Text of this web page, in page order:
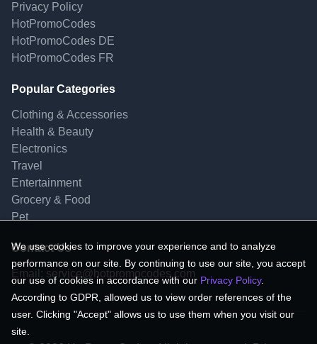
Privacy Policy
HotPromoCodes
HotPromoCodes DE
HotPromoCodes FR
Popular Categories
Clothing & Accessories
Health & Beauty
Electronics
Travel
Entertainment
Grocery & Food
Pet
Contact Us
Email: service@hotpromocodes.com
We use cookies to improve your experience and to analyze
performance on our site. By continuing to use our site, you accept
our use of cookies in accordance with our Privacy Policy.
According to GDPR, allowed us to view order references of the
user. Clicking "Accept" allows us to use them when you visit our
site.